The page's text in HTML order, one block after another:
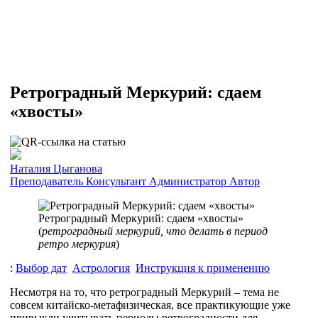
Ретроградный Меркурий: сдаем
«хвосты»
Наталия Цыганова
Преподаватель Консультант Администратор Автор
Ретроградный Меркурий: сдаем «хвосты»
(ретроградный меркурий, что делать в период
ретро меркурия)
: Выбор дат Астрология Инструкция к применению
Несмотря на то, что ретроградный Меркурий – тема не
совсем китайско-метафизическая, все практикующие уже